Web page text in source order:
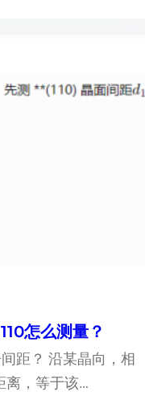
怎么测量？
距？ 沿某晶向，相
离，等于该…